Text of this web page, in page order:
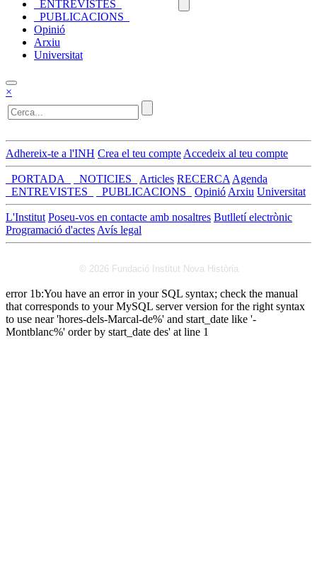
_ENTREVISTES_
_PUBLICACIONS_
Opinió
Arxiu
Universitat
×
Adhereix-te a l'INH Crea el teu compte Accedeix al teu compte
_PORTADA_ _NOTICIES_ Articles RECERCA Agenda
_ENTREVISTES_
_PUBLICACIONS_ Opinió Arxiu Universitat
L'Institut Poseu-vos en contacte amb nosaltres Butlletí electrònic
Programació d'actes Avís legal
© 2026 Fundació Institut Nova Història
error 1b:You have an error in your SQL syntax; check the manual
that corresponds to your MySQL server version for the right syntax
to use near 'hores-dels-Marcal-de%' and start_date like '-
Montblanc%' order by start_date des' at line 1